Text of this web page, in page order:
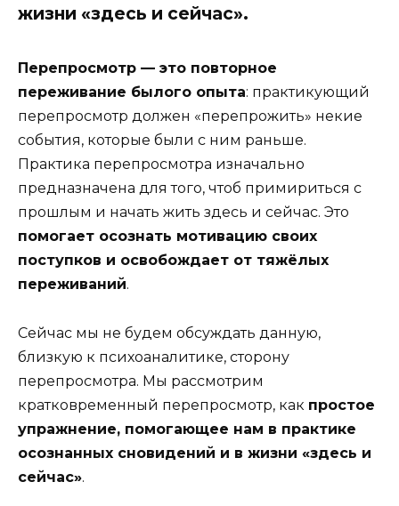
жизни «здесь и сейчас».
Перепросмотр — это повторное
переживание былого опыта: практикующий
перепросмотр должен «перепрожить» некие
события, которые были с ним раньше.
Практика перепросмотра изначально
предназначена для того, чтоб примириться с
прошлым и начать жить здесь и сейчас. Это
помогает осознать мотивацию своих
поступков и освобождает от тяжёлых
переживаний.
Сейчас мы не будем обсуждать данную,
близкую к психоаналитике, сторону
перепросмотра. Мы рассмотрим
кратковременный перепросмотр, как простое
упражнение, помогающее нам в практике
осознанных сновидений и в жизни «здесь и
сейчас».